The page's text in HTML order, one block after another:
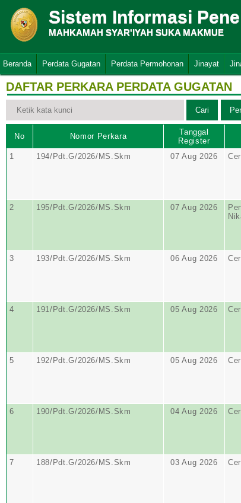
Sistem Informasi
MAHKAMAH SYAR'IYAH SUKA MAKMUE
Beranda Perdata Gugatan Perdata Permohonan Jinayat
DAFTAR PERKARA PERDATA GUGATAN
No Nomor Perkara
Tanggal
Register
1 194/Pdt.G/2026/MS.Skm 07 Aug 2026
2 195/Pdt.G/2026/MS.Skm 07 Aug 2026
3 193/Pdt.G/2026/MS.Skm 06 Aug 2026
4 191/Pdt.G/2026/MS.Skm 05 Aug 2026
5 192/Pdt.G/2026/MS.Skm 05 Aug 2026
6 190/Pdt.G/2026/MS.Skm 04 Aug 2026
7 188/Pdt.G/2026/MS.Skm 03 Aug 2026